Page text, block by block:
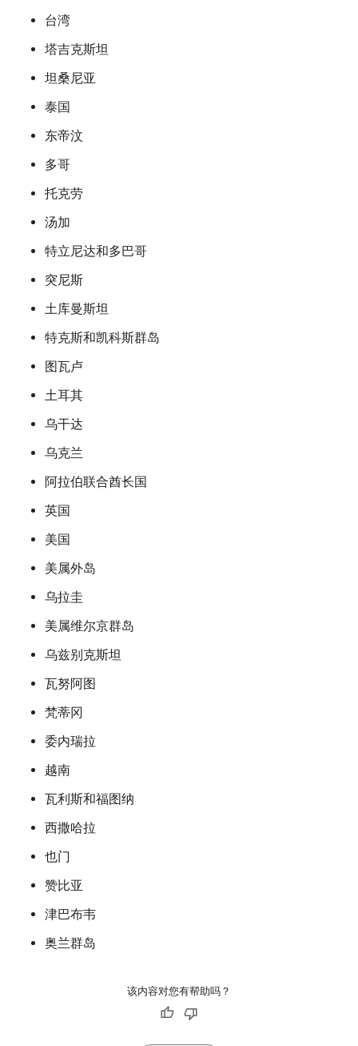
台湾
塔吉克斯坦
坦桑尼亚
泰国
东帝汶
多哥
托克劳
汤加
特立尼达和多巴哥
突尼斯
土库曼斯坦
特克斯和凯科斯群岛
图瓦卢
土耳其
乌干达
乌克兰
阿拉伯联合酋长国
英国
美国
美属外岛
乌拉圭
美属维尔京群岛
乌兹别克斯坦
瓦努阿图
梵蒂冈
委内瑞拉
越南
瓦利斯和福图纳
西撒哈拉
也门
赞比亚
津巴布韦
奥兰群岛
该内容对您有帮助吗？